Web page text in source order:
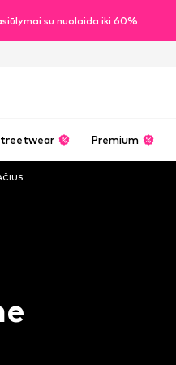
su nuolaida iki 60%
Premium